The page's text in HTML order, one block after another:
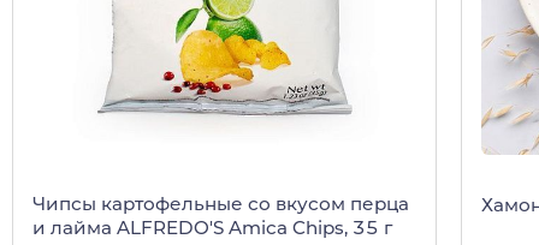
Чипсы картофельные со вкусом перца
и лайма ALFREDO'S Amica Chips, 35 г